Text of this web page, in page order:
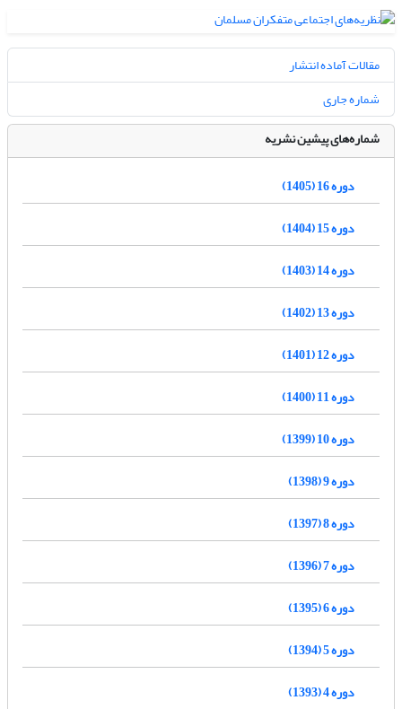
مقالات آماده انتشار
شماره جاری
شماره‌های پیشین نشریه
دوره 16 (1405)
دوره 15 (1404)
دوره 14 (1403)
دوره 13 (1402)
دوره 12 (1401)
دوره 11 (1400)
دوره 10 (1399)
دوره 9 (1398)
دوره 8 (1397)
دوره 7 (1396)
دوره 6 (1395)
دوره 5 (1394)
دوره 4 (1393)